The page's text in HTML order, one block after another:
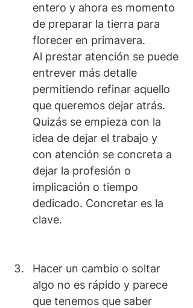
entero y ahora es momento
de preparar la tierra para
florecer en primavera.
Al prestar atención se puede
entrever más detalle
permitiendo refinar aquello
que queremos dejar atrás.
Quizás se empieza con la
idea de dejar el trabajo y
con atención se concreta a
dejar la profesión o
implicación o tiempo
dedicado. Concretar es la
clave.
Hacer un cambio o soltar
algo no es rápido y parece
que tenemos que saber